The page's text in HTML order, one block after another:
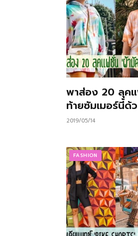
พาส่อง 20 ลุคแ
ท้ายซัมเมอร์นี้ด้
2019/05/14
FASHION